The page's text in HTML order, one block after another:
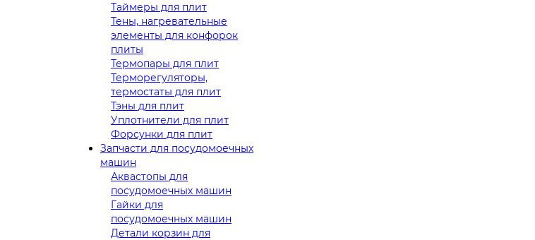
Таймеры для плит
Тены, нагревательные
элементы для конфорок
плиты
Термопары для плит
Терморегуляторы,
термостаты для плит
Тэны для плит
Уплотнители для плит
Форсунки для плит
Запчасти для посудомоечных
машин
Аквастопы для
посудомоечных машин
Гайки для
посудомоечных машин
Детали корзин для